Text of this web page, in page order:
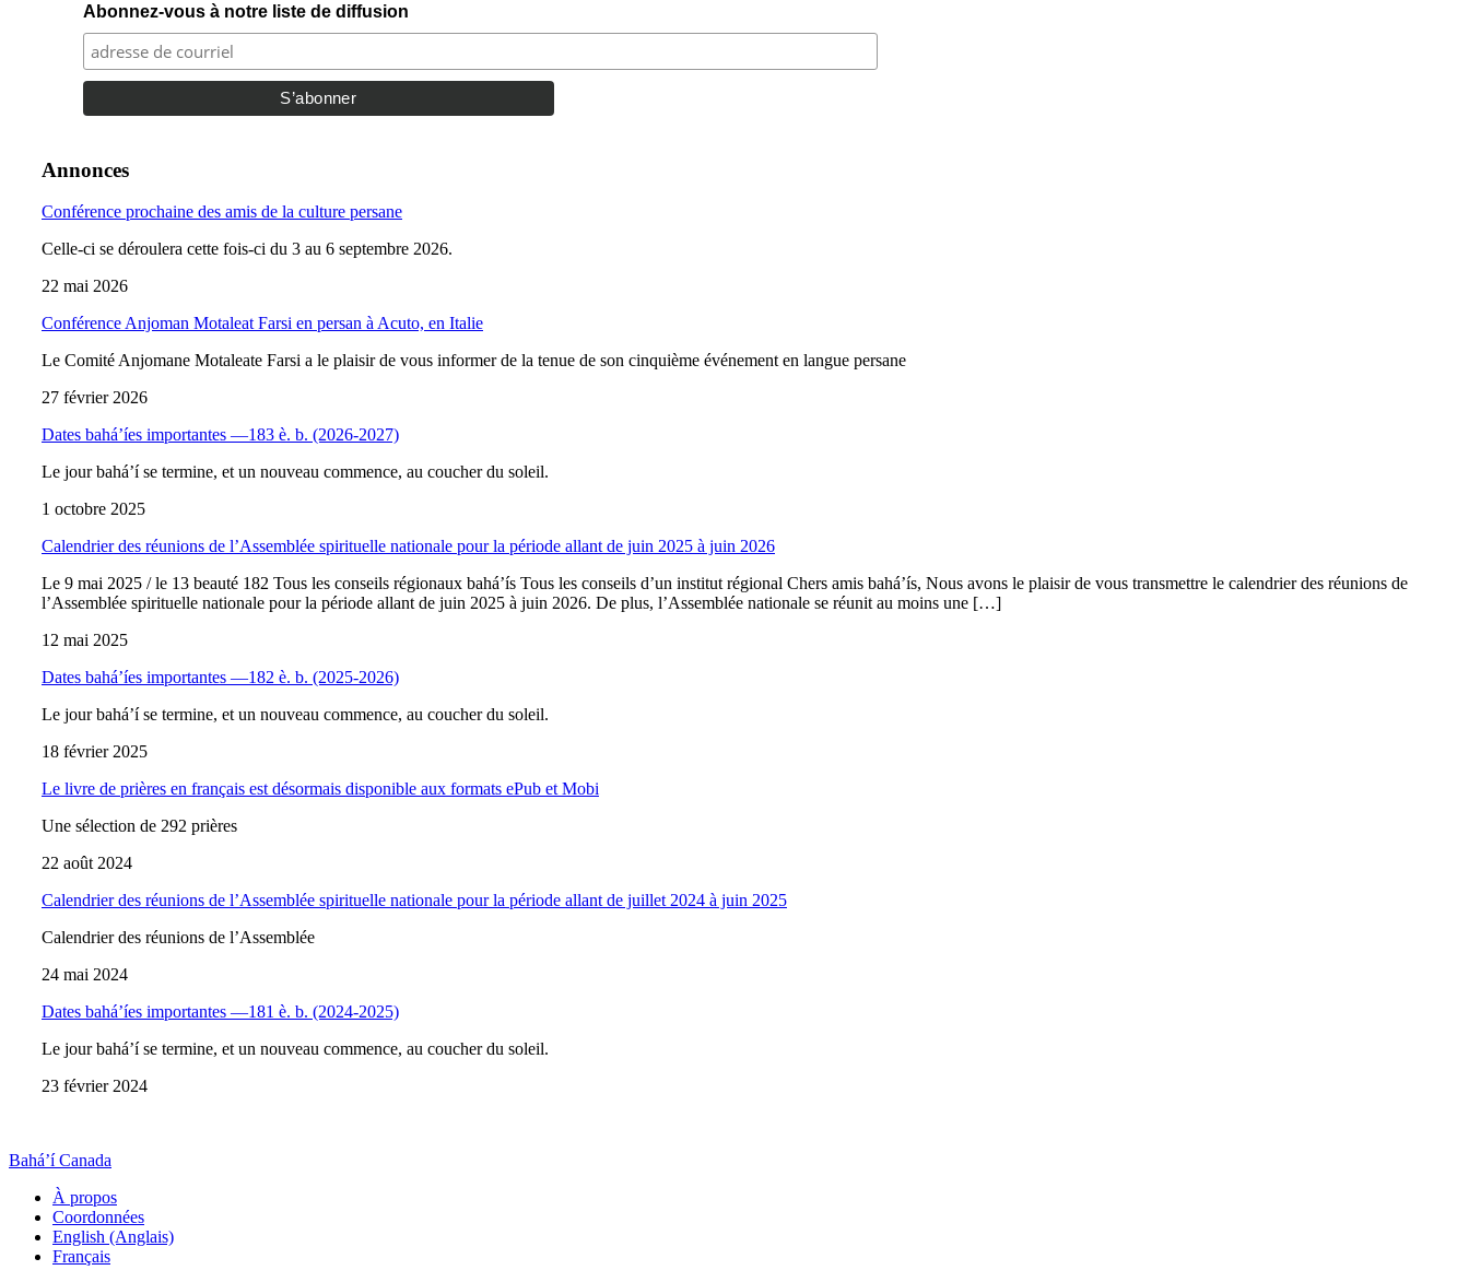
Abonnez-vous à notre liste de diffusion
Annonces
Conférence prochaine des amis de la culture persane
Celle-ci se déroulera cette fois-ci du 3 au 6 septembre 2026.
22 mai 2026
Conférence Anjoman Motaleat Farsi en persan à Acuto, en Italie
Le Comité Anjomane Motaleate Farsi a le plaisir de vous informer de la tenue de son cinquième événement en langue persane
27 février 2026
Dates bahá’íes importantes —183 è. b. (2026-2027)
Le jour bahá’í se termine, et un nouveau commence, au coucher du soleil.
1 octobre 2025
Calendrier des réunions de l’Assemblée spirituelle nationale pour la période allant de juin 2025 à juin 2026
Le 9 mai 2025 / le 13 beauté 182 Tous les conseils régionaux bahá’ís Tous les conseils d’un institut régional Chers amis bahá’ís, Nous avons le plaisir de vous transmettre le calendrier des réunions de
l’Assemblée spirituelle nationale pour la période allant de juin 2025 à juin 2026. De plus, l’Assemblée nationale se réunit au moins une […]
12 mai 2025
Dates bahá’íes importantes —182 è. b. (2025-2026)
Le jour bahá’í se termine, et un nouveau commence, au coucher du soleil.
18 février 2025
Le livre de prières en français est désormais disponible aux formats ePub et Mobi
Une sélection de 292 prières
22 août 2024
Calendrier des réunions de l’Assemblée spirituelle nationale pour la période allant de juillet 2024 à juin 2025
Calendrier des réunions de l’Assemblée
24 mai 2024
Dates bahá’íes importantes —181 è. b. (2024-2025)
Le jour bahá’í se termine, et un nouveau commence, au coucher du soleil.
23 février 2024
Bahá’í Canada
À propos
Coordonnées
English (Anglais)
Français